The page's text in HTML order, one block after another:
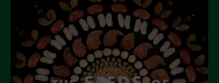
Ottobre 2023
Settembre 2023
Agosto 2023
Luglio 2023
Giugno 2023